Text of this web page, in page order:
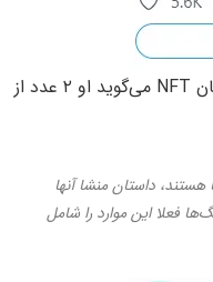
اما چرا باید این سنگ‌ها را خریداری کرد؟ اندرو کنگ (Andrew Kang)، یکی از گردآورندگان NFT می‌گوید او ۲ عدد از
هستند، داستان منشا آنها
فعلا این موارد را شامل